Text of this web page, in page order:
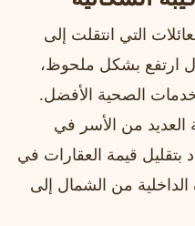
التي انتقلت إلى
ارتفع بشكل ملحوظ،
الصحية الأفضل.
من الأسر في
بتقليل قيمة العقارات في
من الشمال إلى